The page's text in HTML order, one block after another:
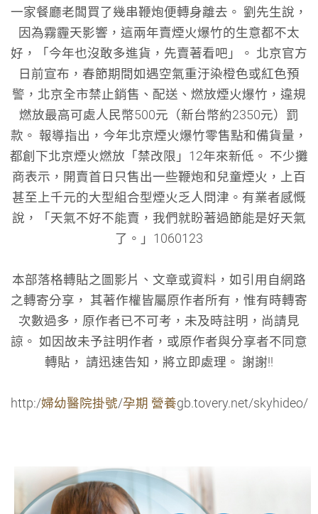
一家餐廳老闆買了幾串鞭炮便轉身離去。 劉先生說，
因為霧霾天影響，這兩年賣煙火爆竹的生意都不太
好，「今年也沒敢多進貨，先賣著看吧」。 北京官方
日前宣布，春節期間如遇空氣重汙染橙色或紅色預
警，北京全市禁止銷售、配送、燃放煙火爆竹，違規
燃放最高可處人民幣500元（新台幣約2350元）罰
款。 報導指出，今年北京煙火爆竹零售點和備貨量，
都創下北京煙火燃放「禁改限」12年來新低。 不少攤
商表示，開賣首日只售出一些鞭炮和兒童煙火，上百
甚至上千元的大型組合型煙火乏人問津。有業者感慨
說，「天氣不好不能賣，我們就盼著過節能是好天氣
了。」1060123
本部落格轉貼之圖影片、文章或資料，如引用自網路
之轉寄分享， 其著作權皆屬原作者所有，惟有時轉寄
次數過多，原作者已不可考，未及時註明，尚請見
諒。 如因故未予註明作者，或原作者與分享者不同意
轉貼， 請迅速告知，將立即處理。 謝謝!!
http:/婦幼醫院掛號/孕期 營養gb.tovery.net/skyhideo/